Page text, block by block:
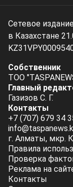
Сетевое
в Казахстане
Собственник
ТОО
Главный
Газизов С. Г.
Контакты
+7 (707) 679 34
г. Алматы, мкр.
Правила
Проверка
Реклама на
Контакты